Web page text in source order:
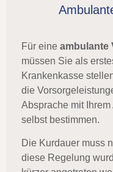
Für eine ambulante
müssen Sie als
Krankenkasse
die
Absprache mit
selbst bestimmen.
Die Kurdauer muss
diese Regelung